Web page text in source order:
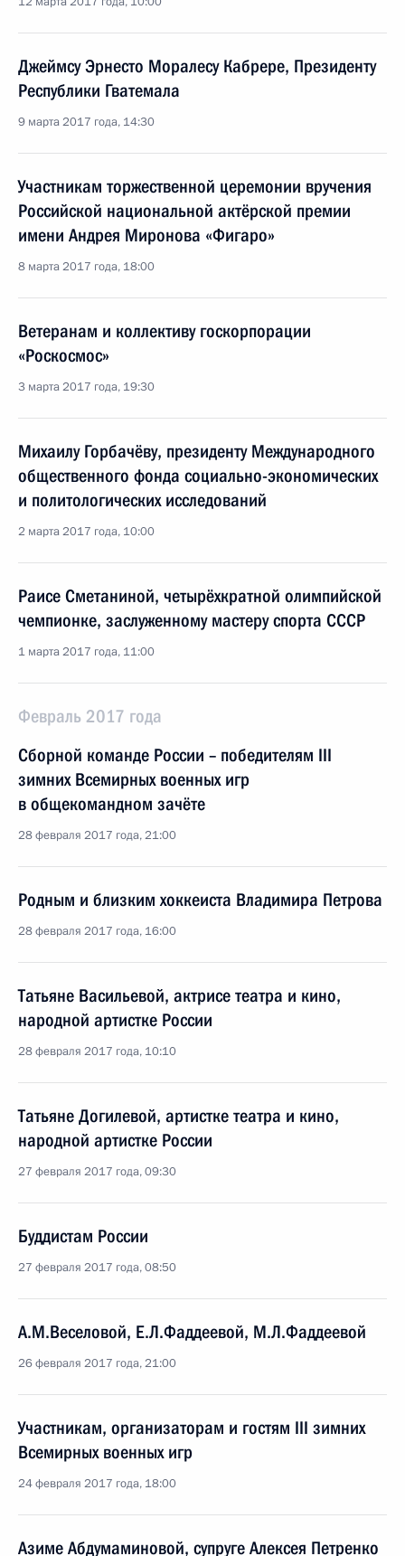
Джеймсу Эрнесто Моралесу Кабрере, Президенту
Республики Гватемала
9 марта 2017 года, 14:30
Участникам торжественной церемонии вручения
Российской национальной актёрской премии
имени Андрея Миронова «Фигаро»
8 марта 2017 года, 18:00
Ветеранам и коллективу госкорпорации
«Роскосмос»
3 марта 2017 года, 19:30
Михаилу Горбачёву, президенту Международного
общественного фонда социально-экономических
и политологических исследований
2 марта 2017 года, 10:00
Раисе Сметаниной, четырёхкратной олимпийской
чемпионке, заслуженному мастеру спорта СССР
1 марта 2017 года, 11:00
Февраль 2017 года
Сборной команде России – победителям III
зимних Всемирных военных игр
в общекомандном зачёте
28 февраля 2017 года, 21:00
Родным и близким хоккеиста Владимира Петрова
28 февраля 2017 года, 16:00
Татьяне Васильевой, актрисе театра и кино,
народной артистке России
28 февраля 2017 года, 10:10
Татьяне Догилевой, артистке театра и кино,
народной артистке России
27 февраля 2017 года, 09:30
Буддистам России
27 февраля 2017 года, 08:50
А.М.Веселовой, Е.Л.Фаддеевой, М.Л.Фаддеевой
26 февраля 2017 года, 21:00
Участникам, организаторам и гостям III зимних
Всемирных военных игр
24 февраля 2017 года, 18:00
Азиме Абдумаминовой, супруге Алексея Петренко